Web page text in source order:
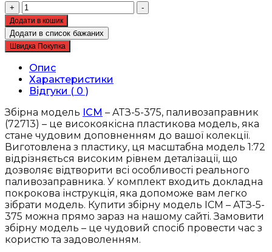
+
Збірна
модель
ICM
-
ATЗ-5-
375,
паливозаправник
(72713)
кількість
-
Додати в кошик
Додати в список бажаних
Швидка Покупка
Опис
Характеристики
Відгуки ( 0 )
Збірна модель ICM – ATЗ-5-375, паливозаправник
(72713) – це високоякісна пластикова модель, яка
стане чудовим доповненням до вашої колекції.
Виготовлена з пластику, ця масштабна модель 1:72
відрізняється високим рівнем деталізації, що
дозволяє відтворити всі особливості реального
паливозаправника. У комплект входить докладна
покрокова інструкція, яка допоможе вам легко
зібрати модель. Купити збірну модель ICM – ATЗ-5-
375 можна прямо зараз на нашому сайті. Замовити
збірну модель – це чудовий спосіб провести час з
користю та задоволенням.